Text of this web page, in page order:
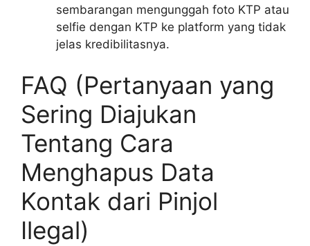
sembarangan mengunggah foto KTP atau
selfie dengan KTP ke platform yang tidak
jelas kredibilitasnya.
FAQ (Pertanyaan yang
Sering Diajukan
Tentang Cara
Menghapus Data
Kontak dari Pinjol
Ilegal)